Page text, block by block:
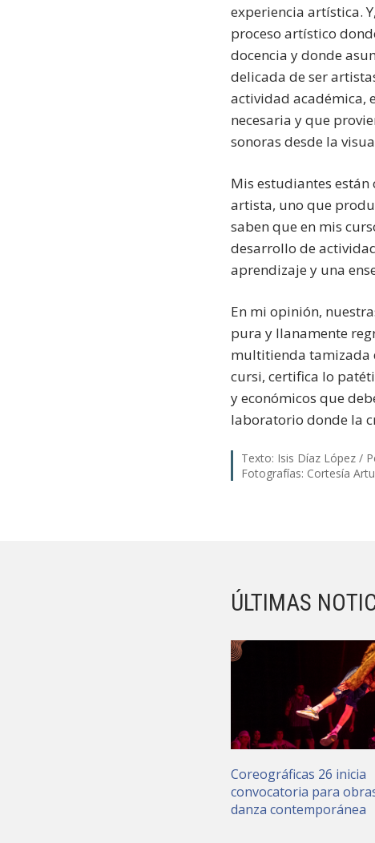
experiencia artística.
proceso artístico
docencia y donde
delicada de ser
actividad académica,
necesaria y que
sonoras desde la
Mis estudiantes están
artista, uno que
saben que en mis
desarrollo de
aprendizaje y una
En mi opinión,
pura y llanamente
multitienda tamizada
cursi, certifica lo
y económicos que
laboratorio donde la
Texto: Isis Díaz López /
Fotografías: Cortesía
ÚLTIMAS
Coreográficas 26 inicia
convocatoria para
danza contemporánea